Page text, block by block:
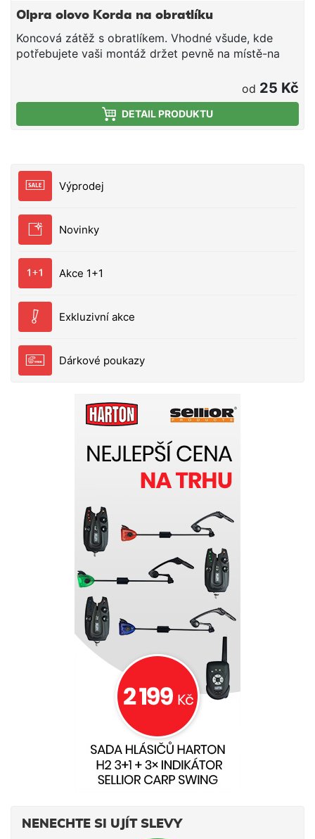
Výprodej
Novinky
Akce 1+1
Exkluzivní akce
Dárkové poukazy
NENECHTE SI UJÍT SLEVY
Olpra olovo Korda na obratlíku
Koncová zátěž s obratlíkem. Vhodné všude, kde
potřebujete vaši montáž držet pevně na místě-na
extrémních vzdáleností. Možnost zatraktivnění
obelním pastou. Ve velké hmotnosti vhodná k lovu
sumců. Barva je černá kamufláž v kombinaci s bílími
tečkami. Olovo je tak připraveno téměř na jakoukoliv
od 25 Kč
DETAIL PRODUKTU